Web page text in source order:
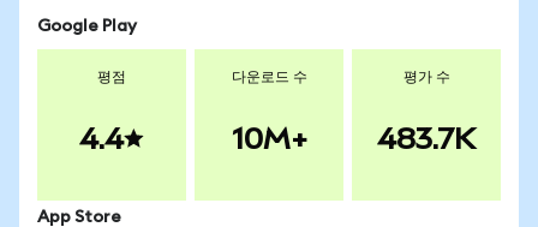
Google Play
평점
4.4
다운로드 수
10M+
평가 수
483.7K
App Store